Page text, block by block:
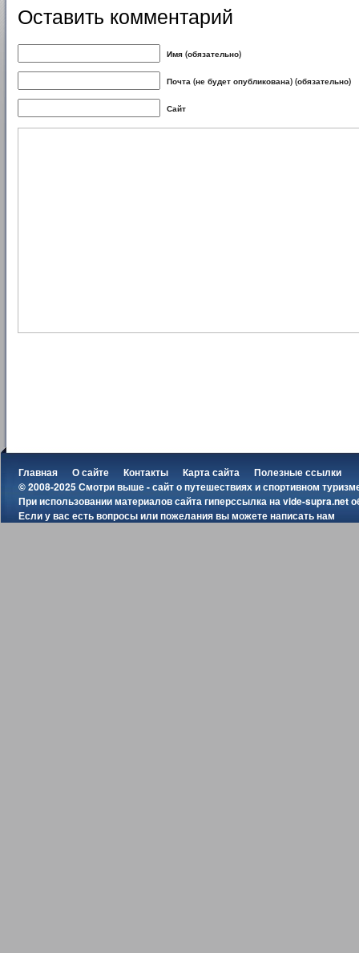
Оставить комментарий
Имя (обязательно)
Почта (не будет опубликована) (обязательно)
Сайт
Главная О сайте Контакты Карта сайта
Полезные ссылки
© 2008-2025 Смотри выше - сайт о путешествиях и спортивном
При использовании материалов сайта гиперссылка наvide-supra.net
Если у вас есть вопросы или пожелания вы можетенаписать нам